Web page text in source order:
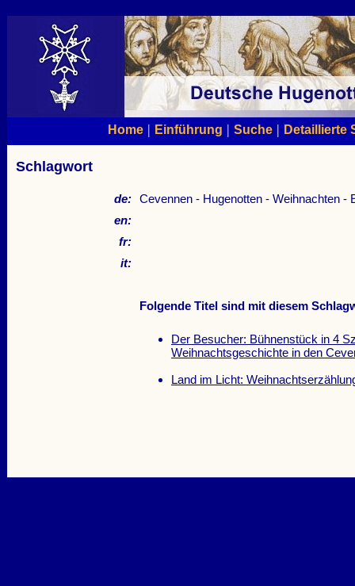
Home| Einführung | Suche| Detaillierte
Schlagwort
de: Cevennen - Hugenotten - Weihnachten -
en:
fr:
it:
Folgende Titel sind mit diesem
Der Besucher: Bühnenstück in 4
Weihnachtsgeschichte in den
Land im Licht: